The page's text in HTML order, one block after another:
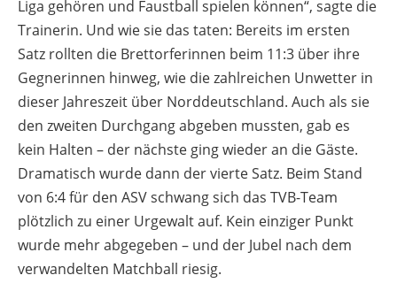
Liga gehören und Faustball spielen können“, sagte die
Trainerin. Und wie sie das taten: Bereits im ersten
Satz rollten die Brettorferinnen beim 11:3 über ihre
Gegnerinnen hinweg, wie die zahlreichen Unwetter in
dieser Jahreszeit über Norddeutschland. Auch als sie
den zweiten Durchgang abgeben mussten, gab es
kein Halten – der nächste ging wieder an die Gäste.
Dramatisch wurde dann der vierte Satz. Beim Stand
von 6:4 für den ASV schwang sich das TVB-Team
plötzlich zu einer Urgewalt auf. Kein einziger Punkt
wurde mehr abgegeben – und der Jubel nach dem
verwandelten Matchball riesig.